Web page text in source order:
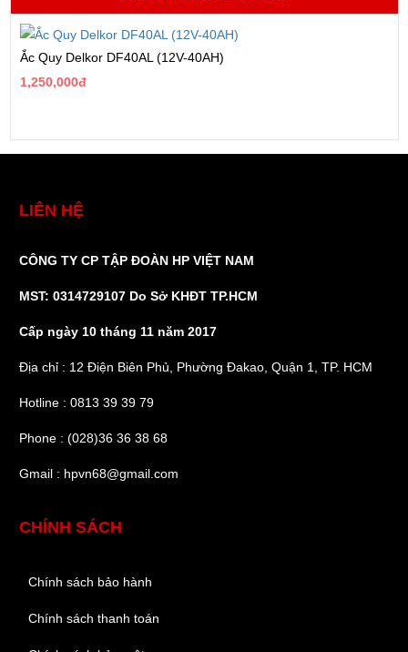
Ắc Quy Delkor DF40AL (12V-40AH)
1,250,000đ
LIÊN HỆ
CÔNG TY CP TẬP ĐOÀN HP VIỆT NAM
MST: 0314729107 Do Sở KHĐT TP.HCM
Cấp ngày 10 tháng 11 năm 2017
Địa chỉ : 12 Điện Biên Phủ, Phường Đakao, Quận 1, TP. HCM
Hotline : 0813 39 39 79
Phone : (028)36 36 38 68
Gmail : hpvn68@gmail.com
CHÍNH SÁCH
Chính sách bảo hành
Chính sách thanh toán